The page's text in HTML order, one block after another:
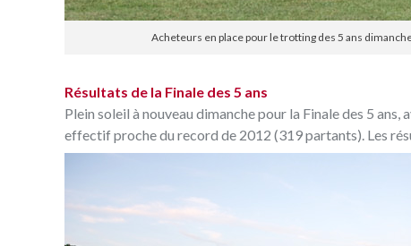
Acheteurs en place pour le trotting des 5 ans
Résultats de la Finale des 5 ans
Plein soleil à nouveau dimanche pour la Finale des 5
effectif proche du record de 2012 (319 partants). Les